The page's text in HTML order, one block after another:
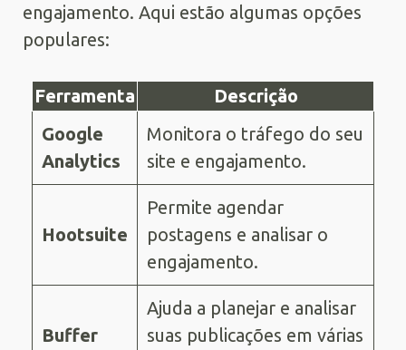
engajamento. Aqui estão algumas opções
populares:
Ferramenta
Descrição
Google
Analytics
Monitora o tráfego do seu
site e engajamento.
Hootsuite
Permite agendar
postagens e analisar o
engajamento.
Buffer
Ajuda a planejar e analisar
suas publicações em várias